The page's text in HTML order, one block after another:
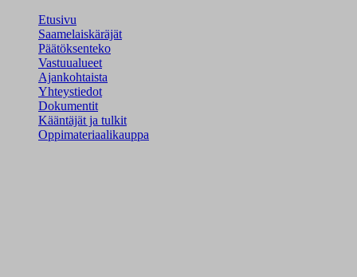
Etusivu
Saamelaiskäräjät
Päätöksenteko
Vastuualueet
Ajankohtaista
Yhteystiedot
Dokumentit
Kääntäjät ja tulkit
Oppimateriaalikauppa